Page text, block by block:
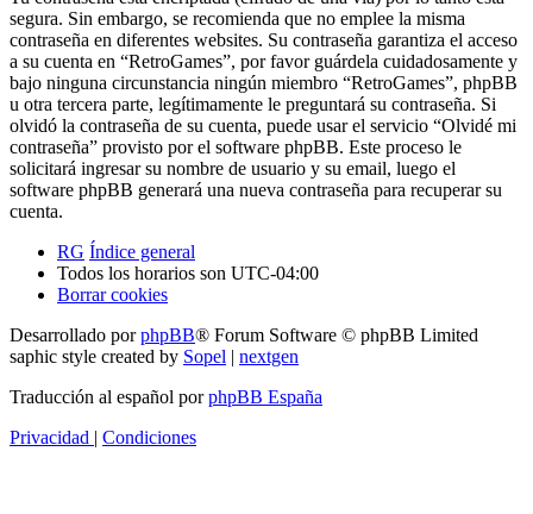
segura. Sin embargo, se recomienda que no emplee la misma
contraseña en diferentes websites. Su contraseña garantiza el acceso
a su cuenta en “RetroGames”, por favor guárdela cuidadosamente y
bajo ninguna circunstancia ningún miembro “RetroGames”, phpBB
u otra tercera parte, legítimamente le preguntará su contraseña. Si
olvidó la contraseña de su cuenta, puede usar el servicio “Olvidé mi
contraseña” provisto por el software phpBB. Este proceso le
solicitará ingresar su nombre de usuario y su email, luego el
software phpBB generará una nueva contraseña para recuperar su
cuenta.
RG Índice general
Todos los horarios son UTC-04:00
Borrar cookies
Desarrollado porphpBB® Forum Software © phpBB Limited
saphic style created by Sopel | nextgen
Traducción al español porphpBB España
Privacidad | Condiciones